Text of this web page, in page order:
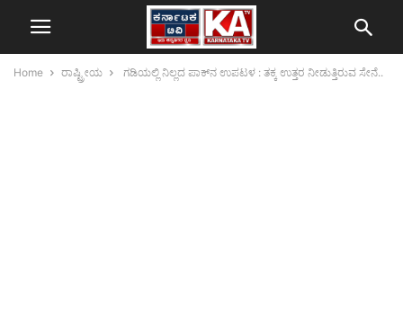
Home ರಾಷ್ಟ್ರೀಯ ಗಡಿಯಲ್ಲಿ ನಿಲ್ಲದ ಪಾಕ್‌ನ ಉಪಟಳ : ತಕ್ಕ ಉತ್ತರ ನೀಡುತ್ತಿರುವ ಸೇನೆ..